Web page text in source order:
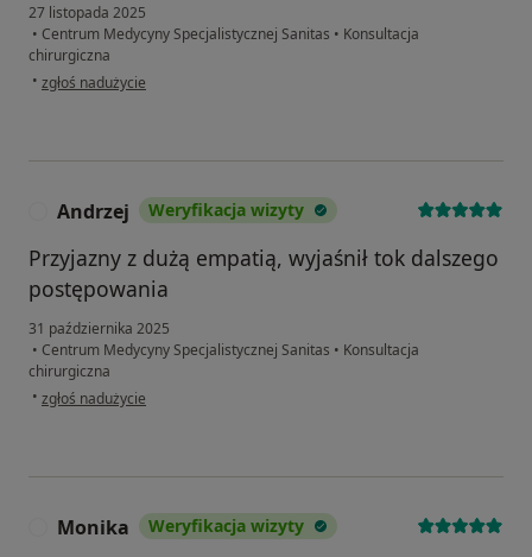
27 listopada 2025
• Centrum Medycyny Specjalistycznej Sanitas • Konsultacja
chirurgiczna
• w opinii użytkownika Romualda
zgłoś nadużycie
Andrzej Weryfikacja wizyty
Przyjazny z dużą empatią, wyjaśnił tok dalszego
postępowania
31 października 2025
• Centrum Medycyny Specjalistycznej Sanitas • Konsultacja
chirurgiczna
• w opinii użytkownika Andrzej
zgłoś nadużycie
Monika Weryfikacja wizyty